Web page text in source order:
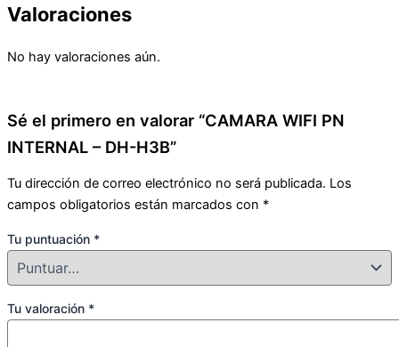
Valoraciones
No hay valoraciones aún.
Sé el primero en valorar “CAMARA WIFI PN
INTERNAL – DH-H3B”
Tu dirección de correo electrónico no será publicada. Los
campos obligatorios están marcados con *
Tu puntuación *
Tu valoración *